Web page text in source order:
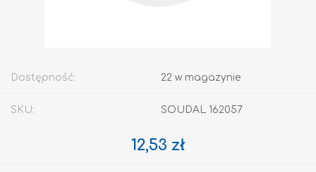
Dostępność: 22 w magazynie
SKU: SOUDAL 162057
12,53 zł